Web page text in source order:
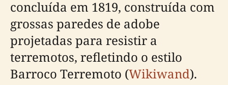
concluída em 1819, construída com
grossas paredes de adobe
projetadas para resistir a
terremotos, refletindo o estilo
Barroco Terremoto (Wikiwand).